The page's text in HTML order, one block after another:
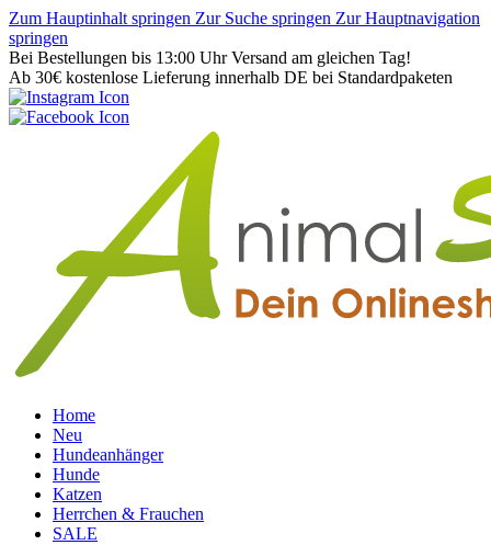
Zum Hauptinhalt springen Zur Suche springen Zur Hauptnavigation
springen
Bei Bestellungen bis 13:00 Uhr Versand am gleichen Tag!
Ab 30€ kostenlose Lieferung innerhalb DE bei Standardpaketen
Home
Neu
Hundeanhänger
Hunde
Katzen
Herrchen & Frauchen
SALE